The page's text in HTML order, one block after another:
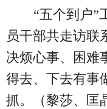
“五个到户”
员干部共走访联
决烦心事、困难
得去、下去有事
抓。（黎莎、匡